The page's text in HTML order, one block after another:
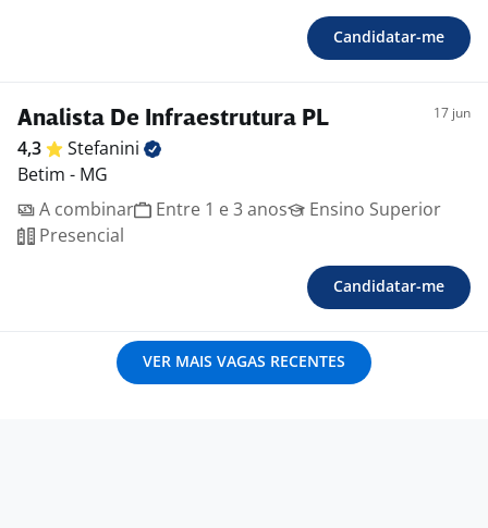
Candidatar-me
Analista De Infraestrutura PL 17 jun
4,3
Stefanini
Betim - MG
A combinar
Entre 1 e 3 anos
Ensino Superior
Presencial
Candidatar-me
VER MAIS VAGAS RECENTES